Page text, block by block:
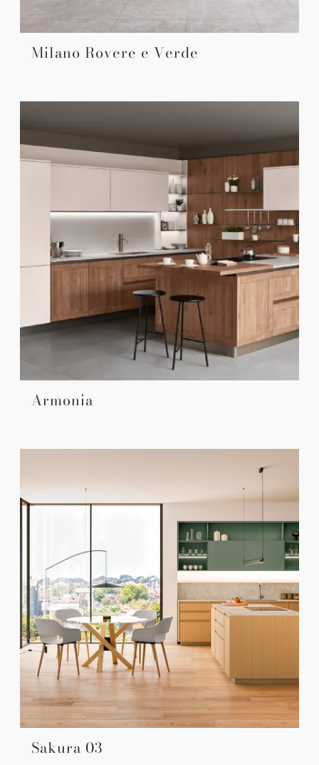
Milano Rovere e Verde
Armonia
Sakura 03